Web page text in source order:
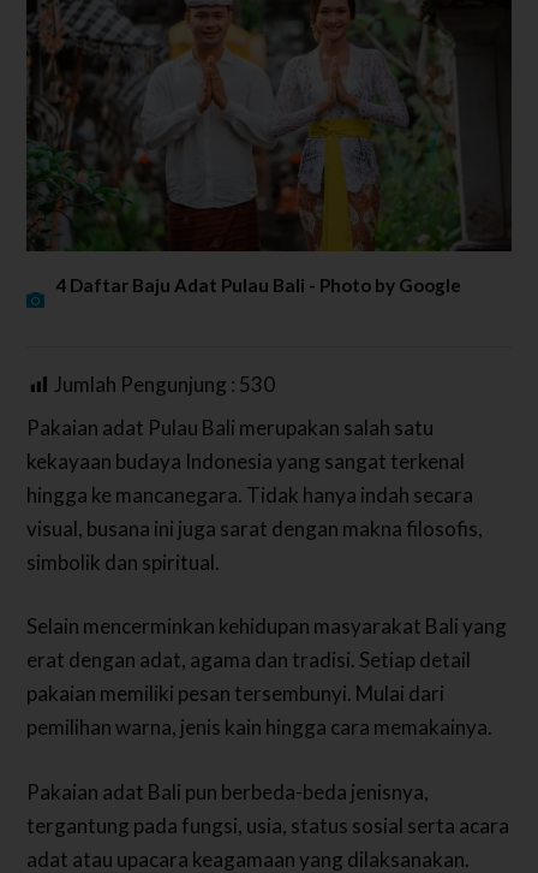
4 Daftar Baju Adat Pulau Bali - Photo by Google
Jumlah Pengunjung : 530
Pakaian adat Pulau Bali merupakan salah satu
kekayaan budaya Indonesia yang sangat terkenal
hingga ke mancanegara. Tidak hanya indah secara
visual, busana ini juga sarat dengan makna filosofis,
simbolik dan spiritual.
Selain mencerminkan kehidupan masyarakat Bali yang
erat dengan adat, agama dan tradisi. Setiap detail
pakaian memiliki pesan tersembunyi. Mulai dari
pemilihan warna, jenis kain hingga cara memakainya.
Pakaian adat Bali pun berbeda-beda jenisnya,
tergantung pada fungsi, usia, status sosial serta acara
adat atau upacara keagamaan yang dilaksanakan.